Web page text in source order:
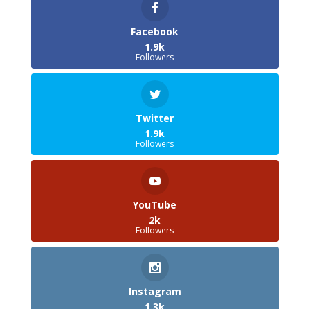
Facebook
1.9k
Followers
Twitter
1.9k
Followers
YouTube
2k
Followers
Instagram